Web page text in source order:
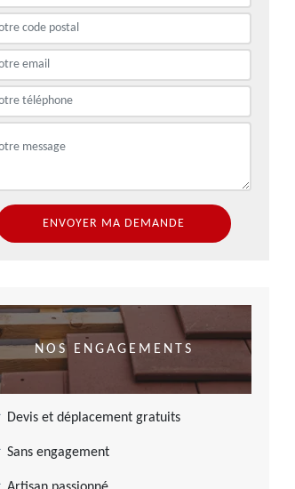
NOS ENGAGEMENTS
Devis et déplacement gratuits
Sans engagement